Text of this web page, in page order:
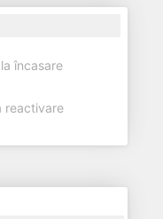
încasare
reactivare